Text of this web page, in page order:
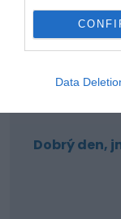
Data
Doprava
Kontakt
Dobrý den,